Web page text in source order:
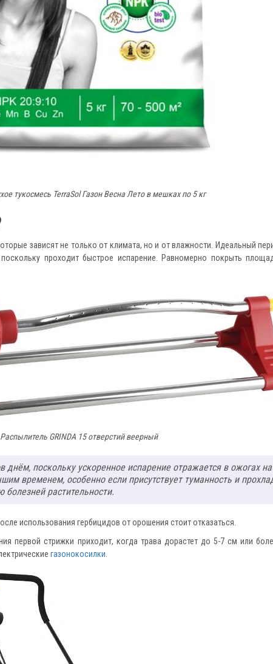
тукосмесь TerraSol Газон Весна Лето в мешках по 5 кг
зависят не только от климата, но и от влажности. Идеальный
проходит быстрое испарение. Равномерно покрыть
Распылитель GRINDA 15 отверстий веерный
днём, поскольку ускоренное испарение отражается в ожогах на
временем, особенно если присутствует туманность и
растительности.
использования гербицидов от орошения стоит отказаться.
первой стрижки приходит, когда трава дорастет до 5-7 см или
газонокосилки